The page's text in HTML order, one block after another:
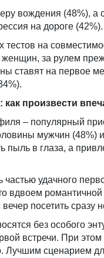
вождения (48%), а
на дороге (42%).
на
за рулем
ставят на первое
произвести
– популярный
мужчин (48%)
пыль в глаза, а
удачного
вдвоем
посетить сразу
без особого
встречи. При
Лучшим сценарием